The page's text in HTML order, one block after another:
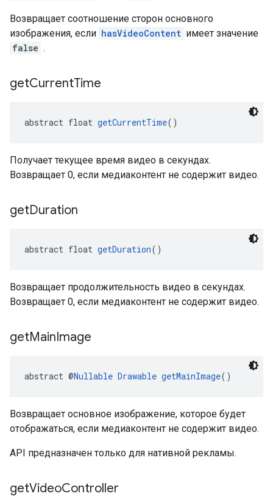
Возвращает соотношение сторон основного
изображения, если hasVideoContent имеет значение
false .
getCurrentTime
abstract float getCurrentTime()
Получает текущее время видео в секундах.
Возвращает 0, если медиаконтент не содержит видео.
getDuration
abstract float getDuration()
Возвращает продолжительность видео в секундах.
Возвращает 0, если медиаконтент не содержит видео.
getMainImage
abstract @Nullable Drawable getMainImage()
Возвращает основное изображение, которое будет
отображаться, если медиаконтент не содержит видео.
API предназначен только для нативной рекламы.
getVideoController